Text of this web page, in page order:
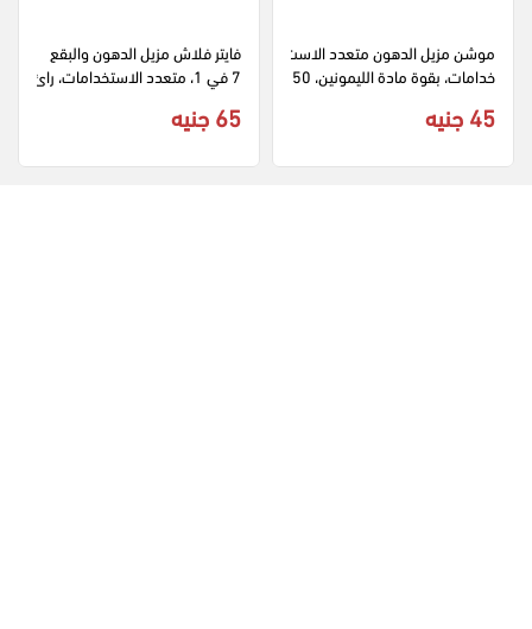
موشن مزيل الدهون متعدد الاست
خدامات، بقوة مادة الليمونين، 50
45 جنيه
7 في 1، متعدد الاستخدامات، رائ
65 جنيه